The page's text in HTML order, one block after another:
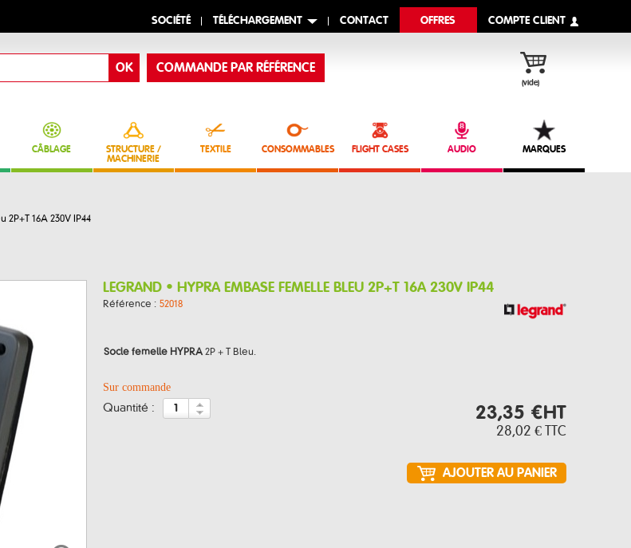
SOCIÉTÉ TÉLÉCHARGEMENT CONTACT OFFRES COMPTE CLIENT
(vide)
COMMANDE PAR RÉFÉRENCE
CÂBLAGE
STRUCTURE /
MACHINERIE
TEXTILE CONSOMMABLES FLIGHT CASES AUDIO MARQUES
16A 230V IP44
LEGRAND • HYPRA EMBASE FEMELLE BLEU 2P+T 16A 230V IP44
Référence : 52018
Socle femelle HYPRA 2P + T Bleu.
Sur commande
quantité : 23,35 €HT
28,02 € TTC